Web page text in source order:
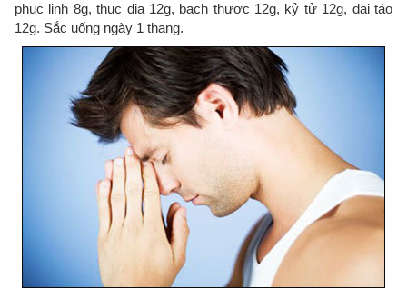
phục linh 8g, thục địa 12g, bạch thược 12g, kỷ tử 12g, đại táo
12g. Sắc uống ngày 1 thang.